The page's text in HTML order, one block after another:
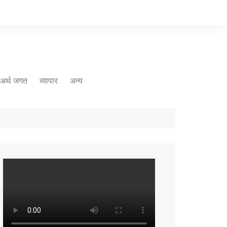
अर्थ जगत व्यापार अन्य
पर्यावरण